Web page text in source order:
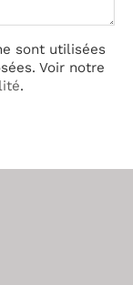
sont utilisées
Voir notre
.